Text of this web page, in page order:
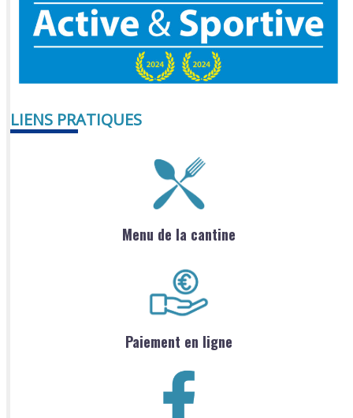
LIENS PRATIQUES
Menu de la cantine
Paiement en ligne